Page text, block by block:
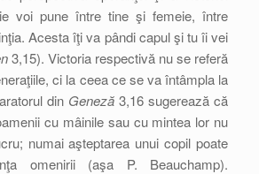
voi pune între tine şi femeie, între
Acesta îţi va pândi capul şi tu îi vei
3,15). Victoria respectivă nu se referă
ci la ceea ce se va întâmpla la
din Geneză 3,16 sugerează că
cu mâinile sau cu mintea lor nu
numai aşteptarea unui copil poate
omenirii (aşa P. Beauchamp).